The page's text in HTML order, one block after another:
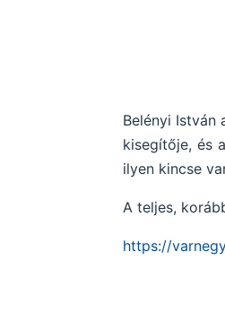
Belényi István
kisegítője, és
ilyen kincse
A teljes,
https://